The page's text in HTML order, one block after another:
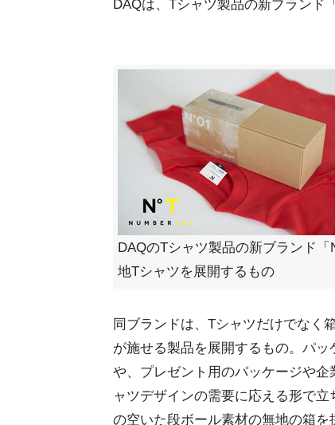
DAQは、Tシャツ製品の新ブランド
DAQのTシャツ製品の新ブランド
地Tシャツを展開するもの
同ブランドは、Tシャツだけでなく
が施せる製品を展開するもの。パ
や、プレゼント用のパッケージや
ャツデザインの需要に応える形で
の空いた段ボール素材の無地の箱